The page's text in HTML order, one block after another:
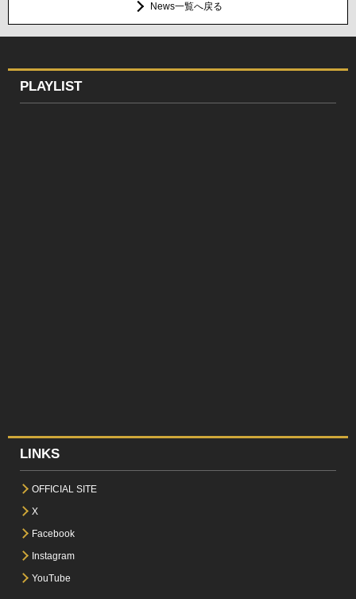
News一覧へ戻る
PLAYLIST
LINKS
OFFICIAL SITE
X
Facebook
Instagram
YouTube